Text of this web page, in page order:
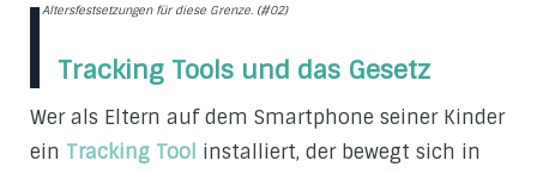
Altersfestsetzungen für diese Grenze. (#02)
Tracking Tools und das Gesetz
Wer als Eltern auf dem Smartphone seiner Kinder
ein Tracking Tool installiert, der bewegt sich in